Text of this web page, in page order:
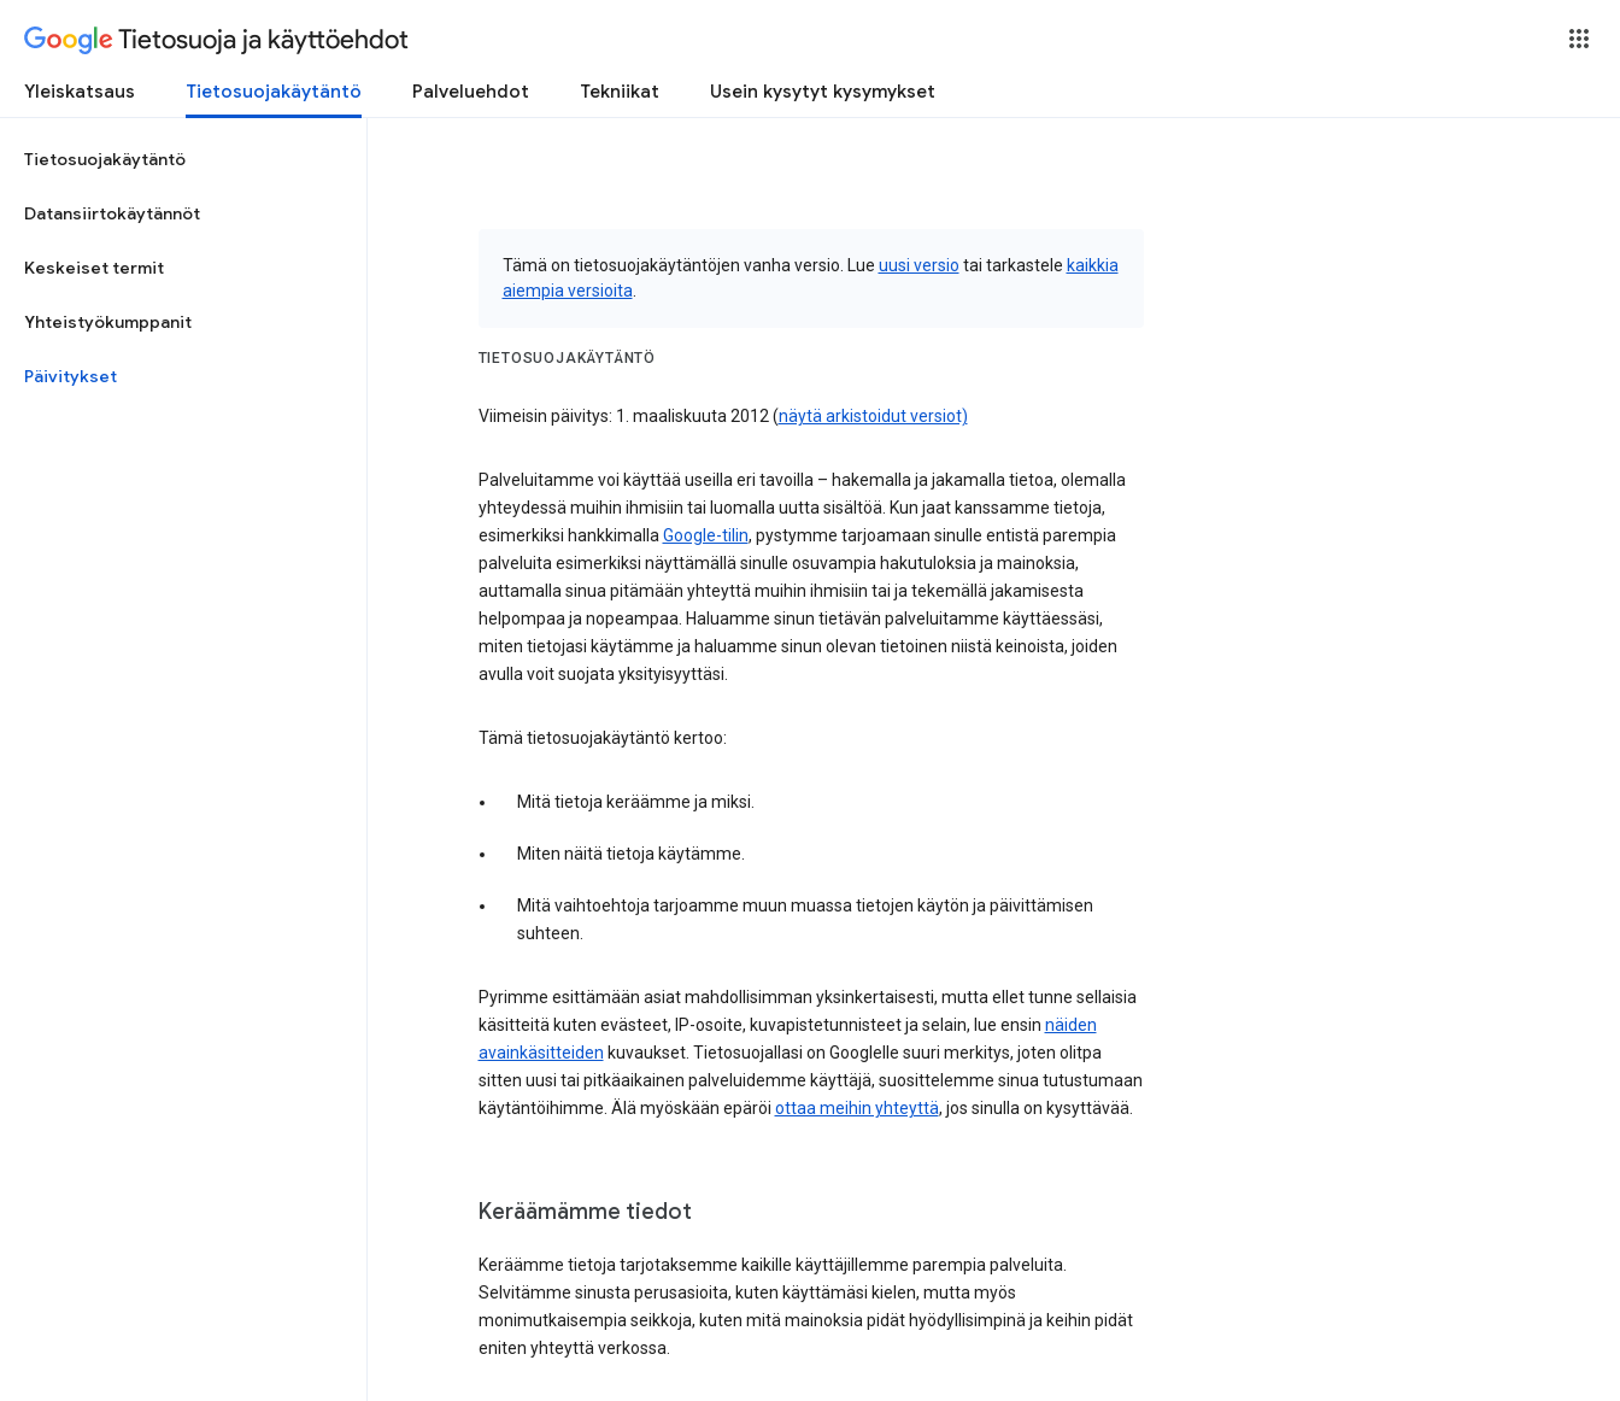
Tietosuoja ja käyttöehdot
Yleiskatsaus Tietosuojakäytäntö Palveluehdot Tekniikat Usein kysytyt kysymykset
Tietosuojakäytäntö
Datansiirtokäytännöt
Keskeiset termit
Yhteistyökumppanit
Päivitykset
Tämä on tietosuojakäytäntöjen vanha versio. Lue uusi versio tai tarkastele kaikkia
aiempia versioita
TIETOSUOJAKÄYTÄNTÖ
Viimeisin päivitys: 1. maaliskuuta 2012 (näytä arkistoidut versiot)
Palveluitamme voi käyttää useilla eri tavoilla – hakemalla ja jakamalla tietoa, olemalla
yhteydessä muihin ihmisiin tai luomalla uutta sisältöä. Kun jaat kanssamme tietoja,
esimerkiksi hankkimallaGoogle-tilin, pystymme tarjoamaan sinulle entistä parempia
palveluita esimerkiksi näyttämällä sinulle osuvampia hakutuloksia ja mainoksia,
auttamalla sinua pitämään yhteyttä muihin ihmisiin tai ja tekemällä jakamisesta
helpompaa ja nopeampaa. Haluamme sinun tietävän palveluitamme käyttäessäsi,
miten tietojasi käytämme ja haluamme sinun olevan tietoinen niistä keinoista, joiden
avulla voit suojata yksityisyyttäsi.
Tämä tietosuojakäytäntö kertoo:
Mitä tietoja keräämme ja miksi.
Miten näitä tietoja käytämme.
Mitä vaihtoehtoja tarjoamme muun muassa tietojen käytön ja päivittämisen
suhteen.
Pyrimme esittämään asiat mahdollisimman yksinkertaisesti, mutta ellet tunne sellaisia
käsitteitä kuten evästeet, IP-osoite, kuvapistetunnisteet ja selain, lue ensin näiden
avainkäsitteiden kuvaukset. Tietosuojallasi on Googlelle suuri merkitys, joten olitpa
sitten uusi tai pitkäaikainen palveluidemme käyttäjä, suosittelemme sinua tutustumaan
käytäntöihimme. Älä myöskään epäröi ottaa meihin yhteyttä, jos sinulla on kysyttävää.
Keräämämme tiedot
Keräämme tietoja tarjotaksemme kaikille käyttäjillemme parempia palveluita.
Selvitämme sinusta perusasioita, kuten käyttämäsi kielen, mutta myös
monimutkaisempia seikkoja, kuten mitä mainoksia pidät hyödyllisimpinä ja keihin pidät
eniten yhteyttä verkossa.